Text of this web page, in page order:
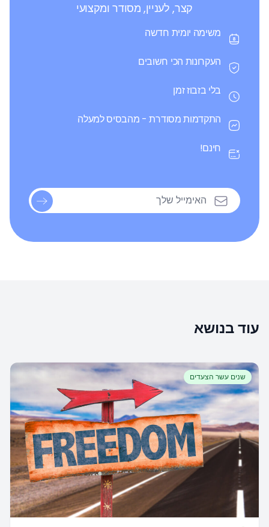
קצר, לעניין, מסודר ומקצועי
משימה יומית חדשה
העקרונות הכי חשובים
בלי בזבוז זמן
התקדמות מסודרת - מהבסיס למעלה
חינם!
עוד בנושא
שנים עשר הצעדים